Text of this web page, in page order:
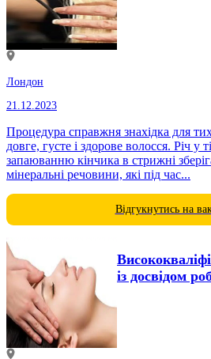
Лондон
21.12.2023
Процедура справжня знахідка для
довге, густе і здорове волосся. Річ у
запаюванню кінчика в стрижні
мінеральні речовини, які під час...
Відгукнутись на
із досвідом